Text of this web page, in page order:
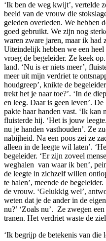
‘Ik ben de weg kwijt’, vertelde
beeld van de vrouw die
geleden overleden. We hebben
goed gebruikt. We zijn nog
waren zware jaren, maar ik had
Uiteindelijk hebben we een heel
vroeg de begeleider. Ze keek
land. ‘Nu is er niets meer’,
meer uit mijn verdriet te
houdgreep’, knikte de
trekt het je naar toe?’. ‘In de
en leeg. Daar is geen leven’.
pakte haar handen vast. ‘Ik kan
fluisterde hij. ‘Het is jouw
nu je handen vasthouden’. Ze
nabijheid. Na een poos zei ze
alleen in de leegte wil laten’.
begeleider. ‘Er zijn zoveel
weghalen van waar ik ben’,
de leegte in zichzelf willen
te halen’, meende de
de vrouw. ‘Gelukkig wel’,
weten dat je de ander in de
nu?’ ‘Zoals nu’. Ze zwegen
tranen. Het verdriet waste de
‘Ik begrijp de betekenis van die